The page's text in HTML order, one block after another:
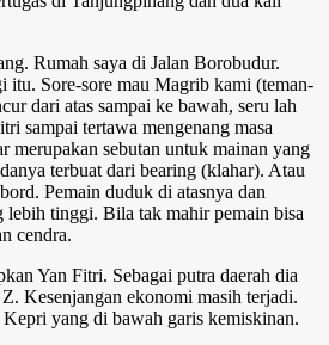
Rumah saya di Jalan Borobudur.
itu. Sore-sore mau Magrib kami (teman-
dari atas sampai ke bawah, seru lah
sampai tertawa mengenang masa
merupakan sebutan untuk mainan yang
terbuat dari bearing (klahar). Atau
Pemain duduk di atasnya dan
lebih tinggi. Bila tak mahir pemain bisa
cendra.
Yan Fitri. Sebagai putra daerah dia
Kesenjangan ekonomi masih terjadi.
yang di bawah garis kemiskinan.